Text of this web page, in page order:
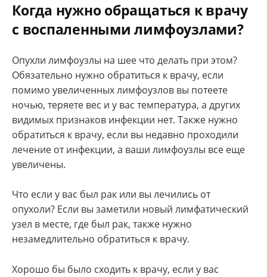
Когда нужно обращаться к врачу
с воспаленными лимфоузлами?
Опухли лимфоузлы на шее что делать при этом?
Обязательно нужно обратиться к врачу, если
помимо увеличенных лимфоузлов вы потеете
ночью, теряете вес и у вас температура, а других
видимых признаков инфекции нет. Также нужно
обратиться к врачу, если вы недавно проходили
лечение от инфекции, а ваши лимфоузлы все еще
увеличены.
Что если у вас был рак или вы лечились от
опухоли? Если вы заметили новый лимфатический
узел в месте, где был рак, также нужно
незамедлительно обратиться к врачу.
Хорошо бы было сходить к врачу, если у вас